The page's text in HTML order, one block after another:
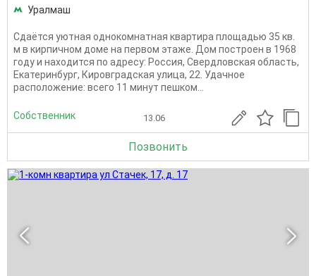
Уралмаш
Сдаётся уютная однокомнатная квартира площадью 35 кв.
м в кирпичном доме на первом этаже. Дом построен в 1968
году и находится по адресу: Россия, Свердловская область,
Екатеринбург, Кировградская улица, 22. Удачное
расположение: всего 11 минут пешком...
Собственник 13.06
Позвонить